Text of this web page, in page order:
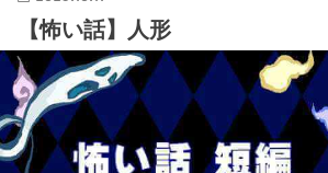
【怖い話】人形